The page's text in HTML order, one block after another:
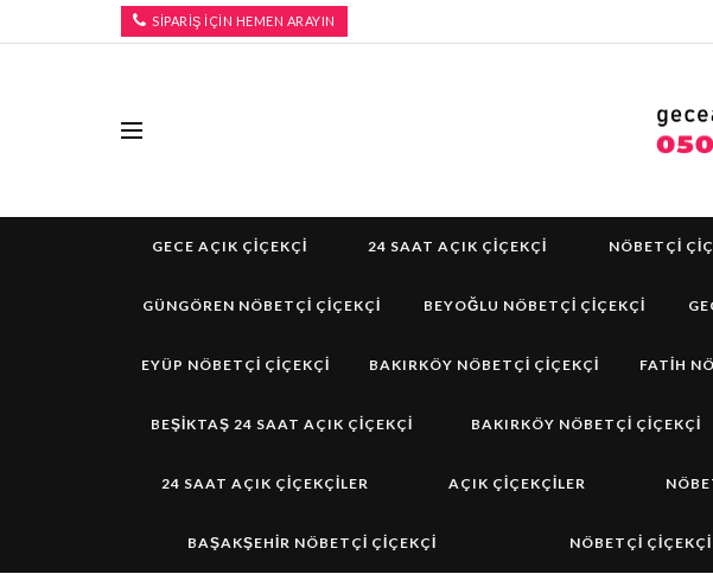
SİPARİŞ İÇİN HEMEN ARAYIN
GECE AÇIK ÇIÇEKÇI 24 SAAT AÇIK ÇIÇEKÇI NÖBETÇI
GÜNGÖREN NÖBETÇI ÇIÇEKÇI BEYOĞLU NÖBETÇI ÇIÇEKÇI
EYÜP NÖBETÇI ÇIÇEKÇI BAKIRKÖY NÖBETÇI ÇIÇEKÇI FATIH
BEŞIKTAŞ 24 SAAT AÇIK ÇIÇEKÇI BAKIRKÖY NÖBETÇİ ÇİÇEKÇİ
24 SAAT AÇIK ÇIÇEKÇILER AÇIK ÇIÇEKÇILER
BAŞAKŞEHIR NÖBETÇI ÇIÇEKÇI NÖBETÇİ ÇİÇEKÇİ